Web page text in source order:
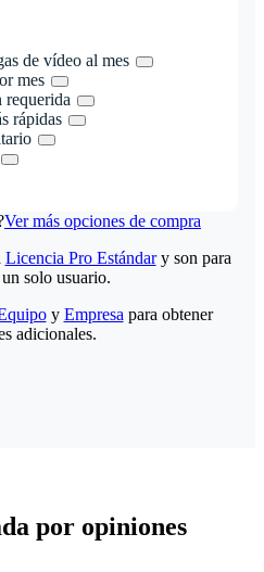
de vídeo al mes
mes
requerida
rápidas
Ver más opciones de compra
Licencia Pro Estándary son para
solo usuario.
y Empresa para obtener
adicionales.
por opiniones